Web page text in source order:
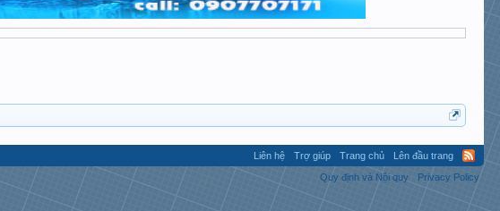
Liên hệ Trợ giúp Trang chủ
Lên đầu trang
Quy định và Nội quy
Privacy Policy